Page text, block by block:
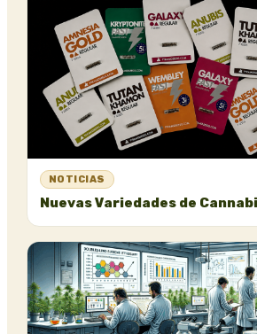
NOTICIAS
Nuevas Variedades de